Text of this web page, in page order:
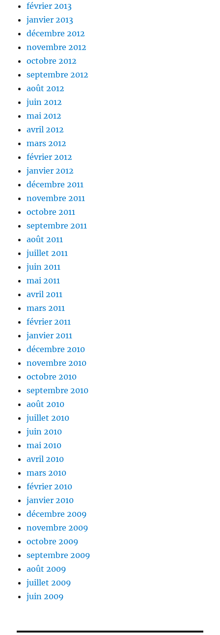
février 2013
janvier 2013
décembre 2012
novembre 2012
octobre 2012
septembre 2012
août 2012
juin 2012
mai 2012
avril 2012
mars 2012
février 2012
janvier 2012
décembre 2011
novembre 2011
octobre 2011
septembre 2011
août 2011
juillet 2011
juin 2011
mai 2011
avril 2011
mars 2011
février 2011
janvier 2011
décembre 2010
novembre 2010
octobre 2010
septembre 2010
août 2010
juillet 2010
juin 2010
mai 2010
avril 2010
mars 2010
février 2010
janvier 2010
décembre 2009
novembre 2009
octobre 2009
septembre 2009
août 2009
juillet 2009
juin 2009